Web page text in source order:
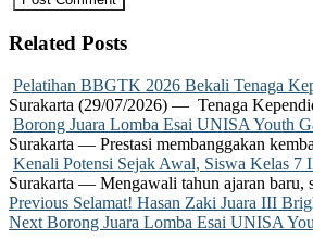
Related Posts
Pelatihan BBGTK 2026 Bekali Tenaga
Surakarta (29/07/2026) — Tenaga
Borong Juara Lomba Esai UNISA Youth
Surakarta — Prestasi membanggakan
Kenali Potensi Sejak Awal, Siswa Kelas 7
Surakarta — Mengawali tahun ajaran baru,
Post
navigation
Previous Previous
post:
Selamat! Hasan Zaki Juara III
Next Next
Borong Juara Lomba Esai UNISA